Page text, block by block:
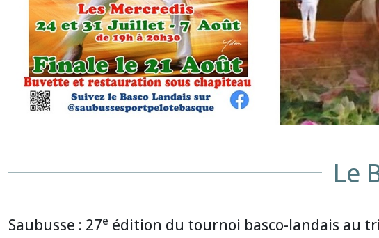
Le
Saubusse : 27e édition du tournoi basco-landais au